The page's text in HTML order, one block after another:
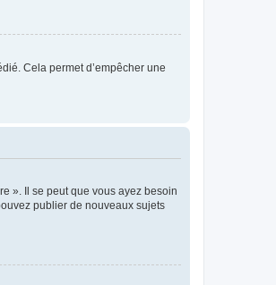
Cela permet d’empêcher une
». Il se peut que vous ayez besoin
publier de nouveaux sujets